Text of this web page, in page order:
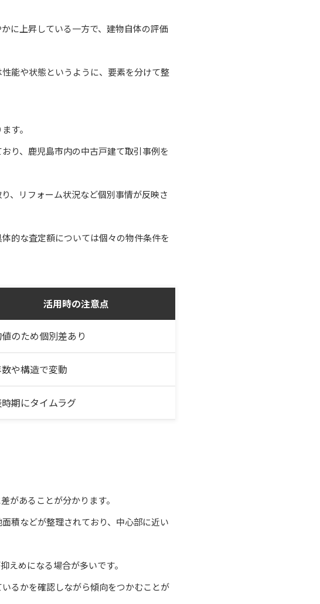
に上昇している一方で、建物自体の評価
能や状態というように、要素を分けて整
す。
り、鹿児島市内の中古戸建て取引事例を
、リフォーム状況など個別事情が反映さ
的な査定額については個々の物件条件を
活用時の注意点
のため個別差あり
や構造で変動
期にタイムラグ
があることが分かります。
積などが整理されており、中心部に近い
えめになる場合が多いです。
るかを確認しながら傾向をつかむことが